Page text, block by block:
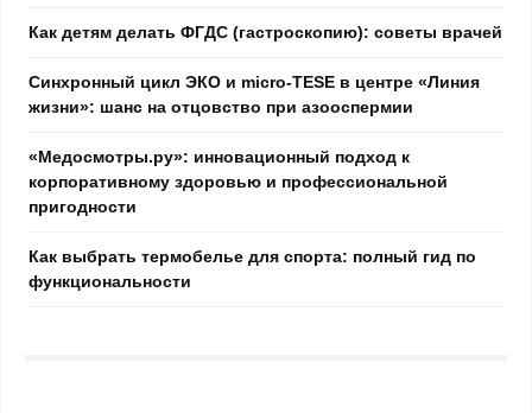
Как детям делать ФГДС (гастроскопию): советы врачей
Синхронный цикл ЭКО и micro-TESE в центре «Линия
жизни»: шанс на отцовство при азооспермии
«Медосмотры.ру»: инновационный подход к
корпоративному здоровью и профессиональной
пригодности
Как выбрать термобелье для спорта: полный гид по
функциональности